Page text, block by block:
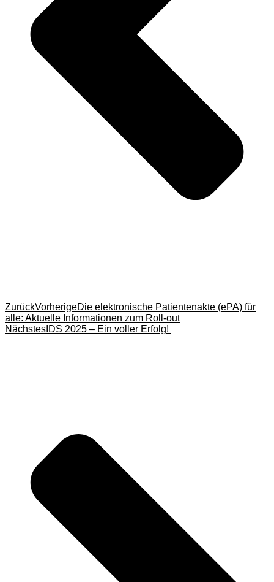
ZurückVorherigeDie elektronische Patientenakte (ePA) für
alle: Aktuelle Informationen zum Roll-out
Nächstes IDS 2025 – Ein voller Erfolg!